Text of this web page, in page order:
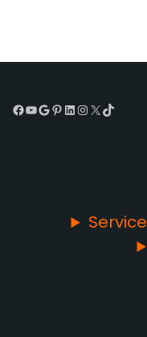
Facebook
YouTube
Google
Pinterest
LinkedIn
Instagram
X TikTok